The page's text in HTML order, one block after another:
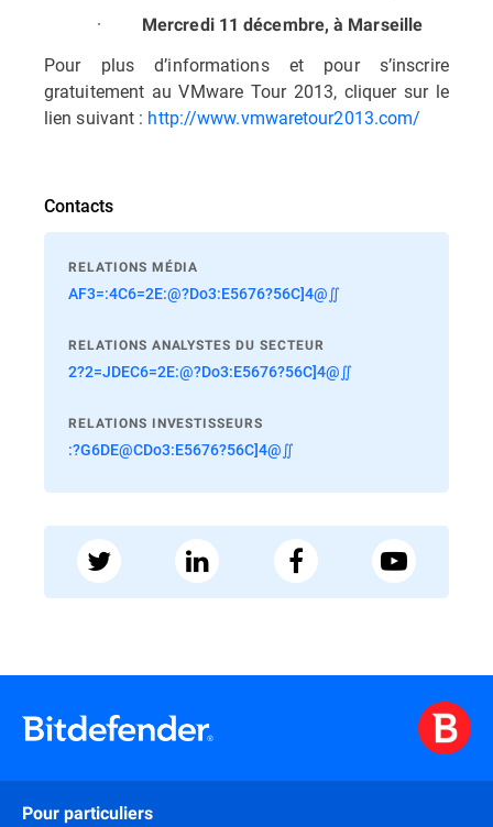
· Mercredi 11 décembre, à Marseille
Pour plus d’informations et pour s’inscrire
gratuitement au VMware Tour 2013, cliquer sur le
lien suivant : http://www.vmwaretour2013.com/
Contacts
RELATIONS MÉDIA
AF3=:4C6=2E:@?Do3:E5676?56C]4@∬
RELATIONS ANALYSTES DU SECTEUR
2?2=JDEC6=2E:@?Do3:E5676?56C]4@∬
RELATIONS INVESTISSEURS
:?G6DE@CDo3:E5676?56C]4@∬
Pour particuliers